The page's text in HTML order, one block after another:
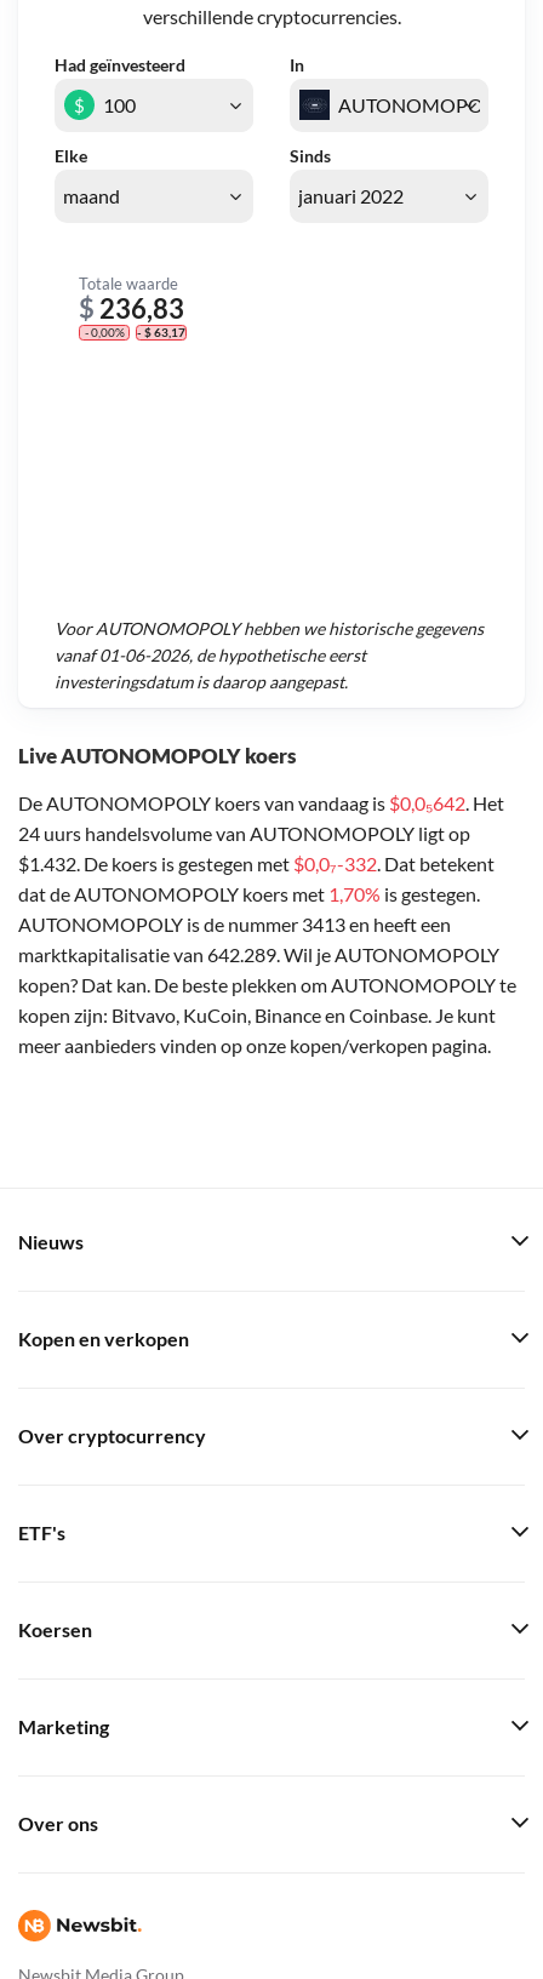
Live AUTONOMOPOLY koers
De AUTONOMOPOLY koers van vandaag is $0,0₅642. Het
24 uurs handelsvolume van AUTONOMOPOLY ligt op
$1.432. De koers is gestegen met $0,0₇-332. Dat betekent
dat de AUTONOMOPOLY koers met 1,70% is gestegen.
AUTONOMOPOLY is de nummer 3413 en heeft een
marktkapitalisatie van 642.289. Wil je AUTONOMOPOLY
kopen? Dat kan. De beste plekken om AUTONOMOPOLY te
kopen zijn: Bitvavo, KuCoin, Binance en Coinbase. Je kunt
meer aanbieders vinden op onze kopen/verkopen pagina.
verschillende cryptocurrencies.
Had geïnvesteerd In
Elke Sinds
$
Totale waarde
$ 236,83
- 0,00% - $ 63,17
VoorAUTONOMOPOLYhebben we historische gegevens
vanaf01-06-2026, de hypothetische eerst
investeringsdatum is daarop aangepast.
Newsbit Media Group
Nieuws
Kopen en verkopen
Over cryptocurrency
ETF's
Koersen
Marketing
Over ons